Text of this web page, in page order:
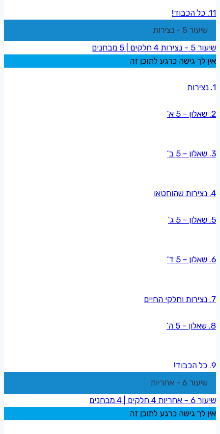
11. כל הכבוד!
שיעור 5 - נצירות
שיעור 5 – נצירות
4 חלקים
5 מבחנים
אין לך גישה כרגע לתוכן זה
1. נצירות
2. שאלון – 5 א’
3. שאלון – 5 ב’
4. נצירות שהוחטאו
5. שאלון – 5 ג’
6. שאלון – 5 ד’
7. נצירות וחלקי החיים
8. שאלון – 5 ה’
9. כל הכבוד!
שיעור 6 - אחריות
שיעור 6 – אחריות
4 חלקים
4 מבחנים
אין לך גישה כרגע לתוכן זה